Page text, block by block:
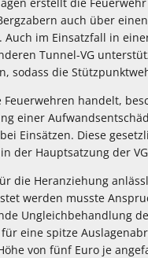
auch über
im Einsatzfall in
Tunnel-VG
sodass die
handelt,
einer
Einsätzen. Diese
der Hauptsatzung der
die Heranziehung
werden musste
Ungleichbehandlung
eine spitze
von fünf Euro je